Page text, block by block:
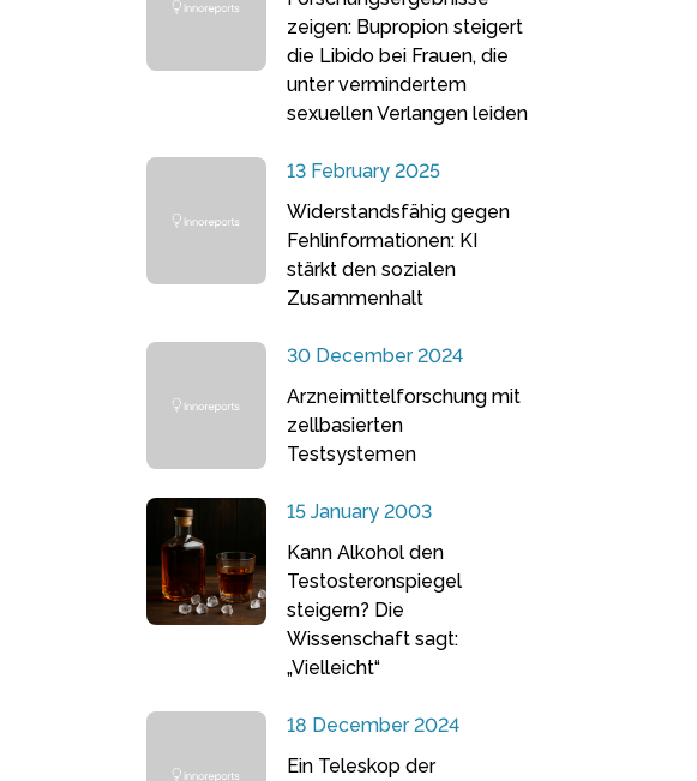
zeigen: Bupropion steigert
die Libido bei Frauen, die
unter vermindertem
sexuellen Verlangen leiden
13 February 2025
Widerstandsfähig gegen
Fehlinformationen: KI
stärkt den sozialen
Zusammenhalt
30 December 2024
Arzneimittelforschung mit
zellbasierten
Testsystemen
15 January 2003
Kann Alkohol den
Testosteronspiegel
steigern? Die
Wissenschaft sagt:
„Vielleicht“
18 December 2024
Ein Teleskop der